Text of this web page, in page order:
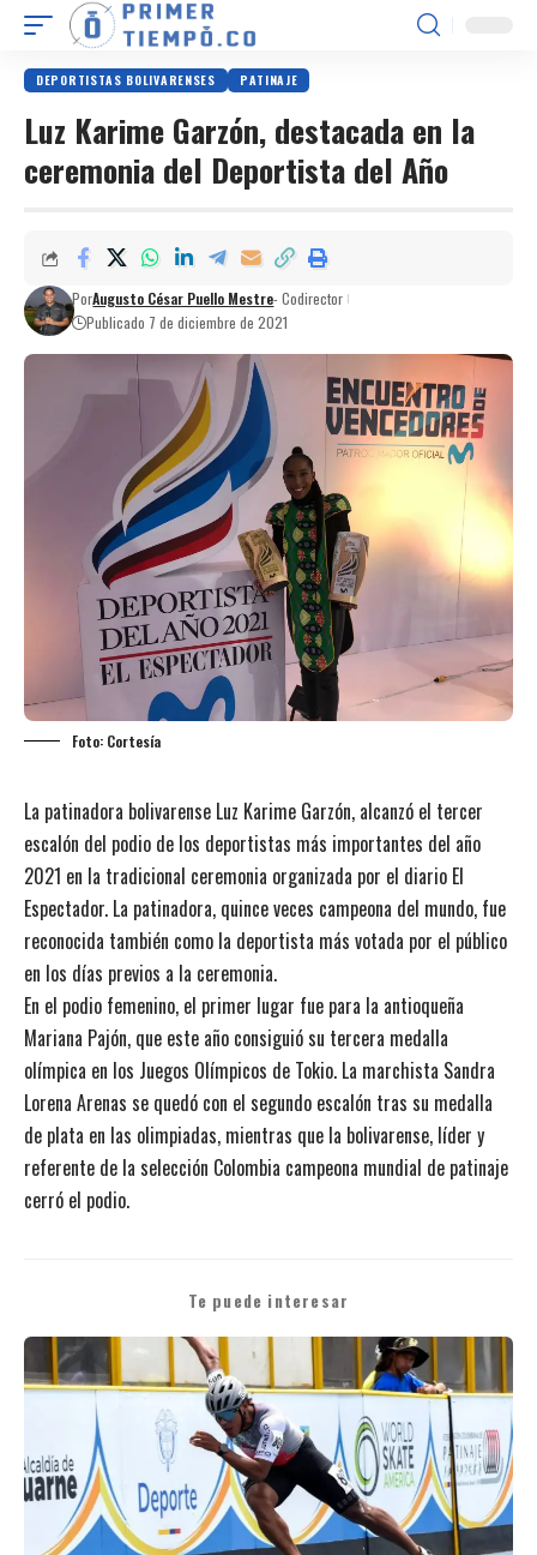
DEPORTISTAS BOLIVARENSES PATINAJE
Luz Karime Garzón, destacada en la
ceremonia del Deportista del Año
PorAugusto César Puello Mestre- Codirector
Publicado 7 de diciembre de 2021
Foto: Cortesía
La patinadora bolivarense Luz Karime Garzón, alcanzó el tercer
escalón del podio de los deportistas más importantes del año
2021 en la tradicional ceremonia organizada por el diario El
Espectador. La patinadora, quince veces campeona del mundo, fue
reconocida también como la deportista más votada por el público
en los días previos a la ceremonia.
En el podio femenino, el primer lugar fue para la antioqueña
Mariana Pajón, que este año consiguió su tercera medalla
olímpica en los Juegos Olímpicos de Tokio. La marchista Sandra
Lorena Arenas se quedó con el segundo escalón tras su medalla
de plata en las olimpiadas, mientras que la bolivarense, líder y
referente de la selección Colombia campeona mundial de patinaje
cerró el podio.
Te puede interesar